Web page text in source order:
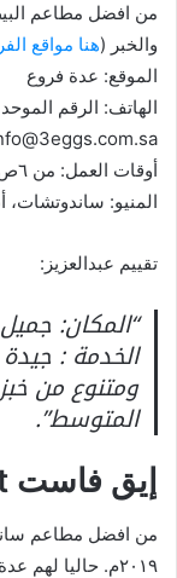
من افضل مطاعم
والخبر (هنا مواقع
الموقع: عدة فروع
أوقات العمل: من ٦ص إلى ١١:٥٩م، فرع مكة من ٦ص إلى ٣م.
المنيو:
تقييم عبدالعزيز:
“المكان:
الخدمة :
ومتنوع من
المتوسط”.
إيق فاست Egg Fast
من افضل مطاعم
٢٠١٩م. حاليا لهم عدة فروع داخل الرياض.